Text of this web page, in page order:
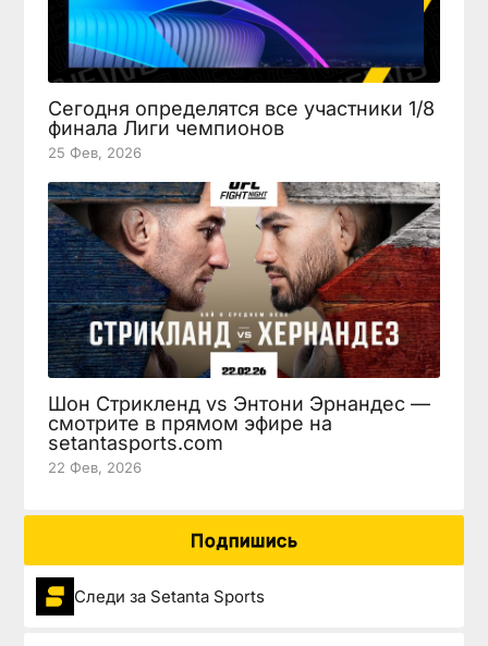
Сегодня определятся все участники 1/8
финала Лиги чемпионов
25 Фев, 2026
Шон Стрикленд vs Энтони Эрнандес —
смотрите в прямом эфире на
setantasports.com
22 Фев, 2026
Подпишись
Следи за Setanta Sports